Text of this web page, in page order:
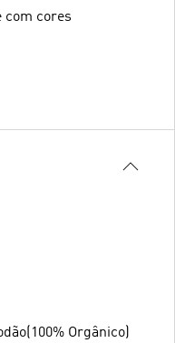
com cores
Orgânico)